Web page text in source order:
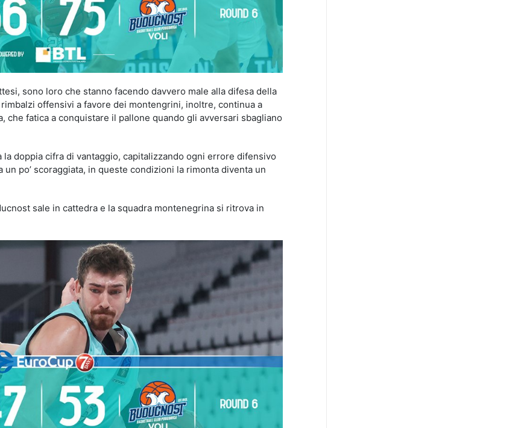
sono loro che stanno facendo davvero male alla difesa della
offensivi a favore dei montengrini, inoltre, continua a
che fatica a conquistare il pallone quando gli avversari sbagliano
doppia cifra di vantaggio, capitalizzando ogni errore difensivo
po’ scoraggiata, in queste condizioni la rimonta diventa un
sale in cattedra e la squadra montenegrina si ritrova in